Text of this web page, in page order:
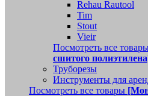
Rehau Rautool
Tim
Stout
Vieir
Посмотреть все
сшитого
Труборезы
Инструменты для
Посмотреть все товары